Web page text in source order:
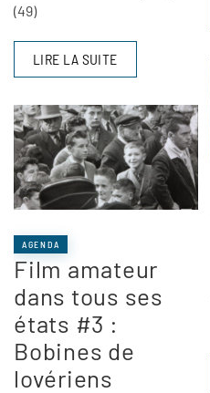
(49)
LIRE LA SUITE
AGENDA
Film amateur
dans tous ses
états #3 :
Bobines de
lovériens